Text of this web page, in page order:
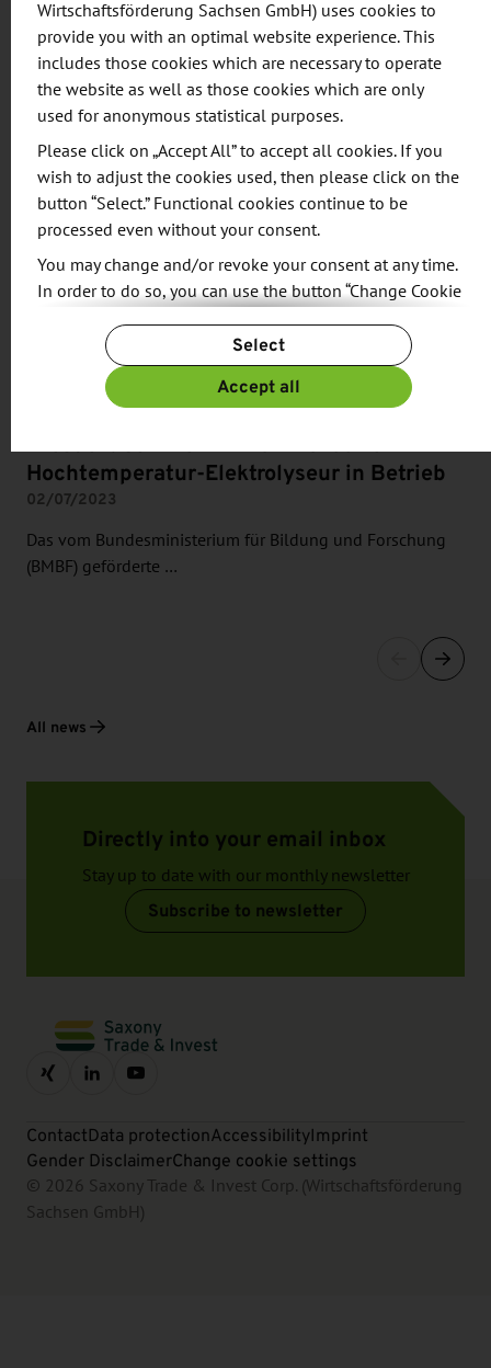
72,5 Millionen Euro alle in Chemnitz bzw. Sachsen
geplanten Projekte im Nationalen
Wasserstoffzentrum realisiert werden.
RELATED NEWS
Dresden: Sunfire nimmt innovativen
Hochtemperatur-Elektrolyseur in Betrieb
02/07/2023
Das vom Bundesministerium für Bildung und Forschung
(BMBF) geförderte …
All news
Directly into your email inbox
Stay up to date with our monthly newsletter
Subscribe to newsletter
ContactData protectionAccessibilityImprint
Gender DisclaimerChange cookie settings
© 2026 Saxony Trade & Invest Corp. (Wirtschaftsförderung
Sachsen GmbH)
Wirtschaftsförderung Sachsen GmbH) uses cookies to
provide you with an optimal website experience. This
includes those cookies which are necessary to operate
the website as well as those cookies which are only
used for anonymous statistical purposes.
Please click on „Accept All” to accept all cookies. If you
wish to adjust the cookies used, then please click on the
button “Select.” Functional cookies continue to be
processed even without your consent.
You may change and/or revoke your consent at any time.
In order to do so, you can use the button “Change Cookie
For more information, please see our
Privacy Policy.
Additional information can be found in our
Imprint
Select
Accept all